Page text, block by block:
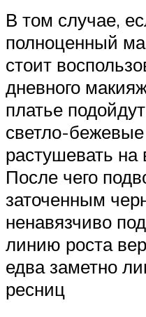
В том случае,
полноценный
стоит
дневного
платье
светло-
растушевать на
После чего
заточенным
ненавязчиво
линию роста
едва заметно
ресниц